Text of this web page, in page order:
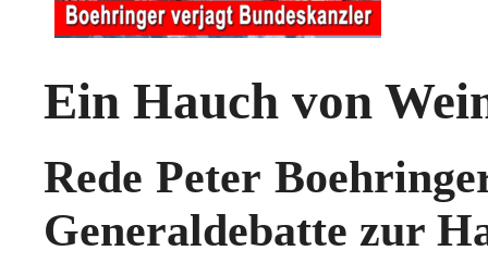
Ein Hauch von
Rede Peter
Generaldebatte zur